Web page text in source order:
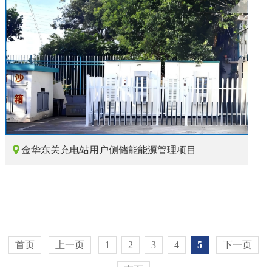
金华东关充电站用户侧储能能源管理项目
首页 上一页 1 2 3 4 5 下一页